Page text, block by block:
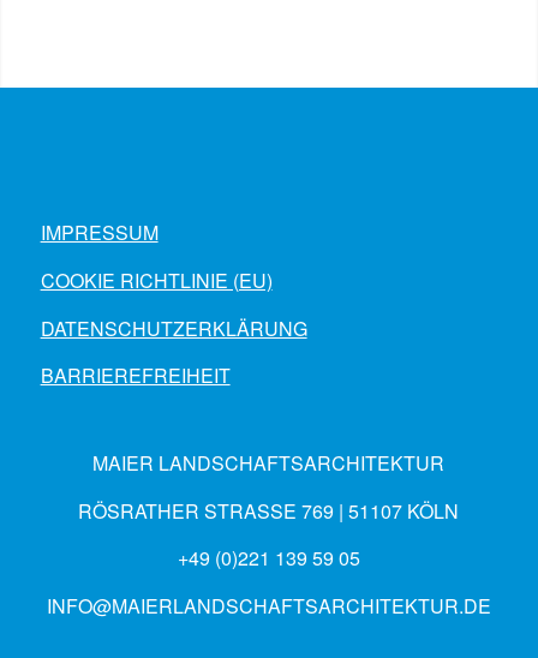
IMPRESSUM
COOKIE RICHTLINIE (EU)
DATENSCHUTZERKLÄRUNG
BARRIEREFREIHEIT
MAIER LANDSCHAFTSARCHITEKTUR
RÖSRATHER STRASSE 769 | 51107 KÖLN
+49 (0)221 139 59 05
INFO@MAIERLANDSCHAFTSARCHITEKTUR.DE